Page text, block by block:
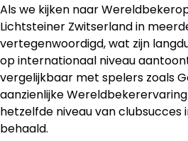
Als we kijken naar
Lichtsteiner Zwitserland in
vertegenwoordigd, wat zijn
op internationaal niveau
vergelijkbaar met spelers zoals
aanzienlijke
hetzelfde niveau van clubsucces
behaald.